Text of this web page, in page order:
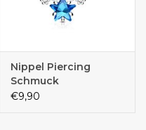
Nippel Piercing
Schmuck
€9,90